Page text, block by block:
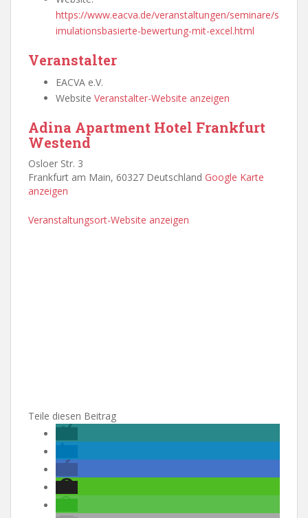
https://www.eacva.de/veranstaltungen/seminare/s
imulationsbasierte-bewertung-mit-excel.html
Veranstalter
EACVA e.V.
Website Veranstalter-Website anzeigen
Adina Apartment Hotel Frankfurt
Westend
Osloer Str. 3
Frankfurt am Main, 60327 Deutschland Google Karte
anzeigen
Veranstaltungsort-Website anzeigen
Teile diesen Beitrag